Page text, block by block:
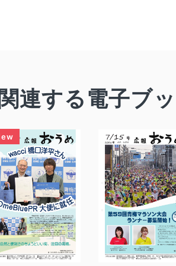
関連する電子ブ